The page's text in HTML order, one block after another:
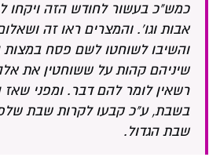
כמש"כ בעשור לחודש הזה ויקחו
אבות וגו'. והמצרים ראו זה
והשיבו לשוחטו לשם פסח במצות
שיניהם קהות על ששוחטין את
רשאין לומר להם דבר. ומפני שאז
בשבת, ע"כ קבעו לקרות שבת
שבת הגדול.